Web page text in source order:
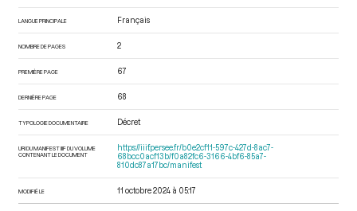
LANGUE PRINCIPALE Français
NOMBRE DE PAGES 2
PREMIÈRE PAGE 67
DERNIÈRE PAGE 68
TYPOLOGIE DOCUMENTAIRE Décret
URI DU MANIFEST IIIF DU VOLUME
CONTENANT LE DOCUMENT
https://iiif.persee.fr/b0e2cf11-597c-427d-8ac7-
68bcc0acf13b/f0a82fc6-3166-4bf6-85a7-
810dc87a17bc/manifest
MODIFIÉ LE 11 octobre 2024 à 05:17